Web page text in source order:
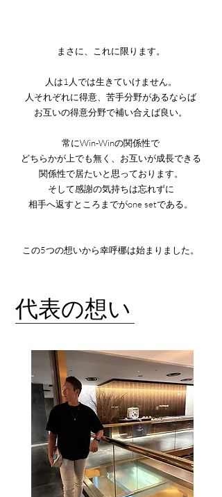
まさに、これに限ります。
人は1人では生きていけません。
人それぞれに得意、苦手分野があるならば
お互いの得意分野で補い合えば良い。
常にWin-Winの関係性で
どちらかが上でも無く、お互いが成長できる
関係性で居たいと思っております。
そして感謝の気持ちは忘れずに
相手へ返すところまでがone setである。
この5つの想いから幸呼梛は始まりました。
代表の想い